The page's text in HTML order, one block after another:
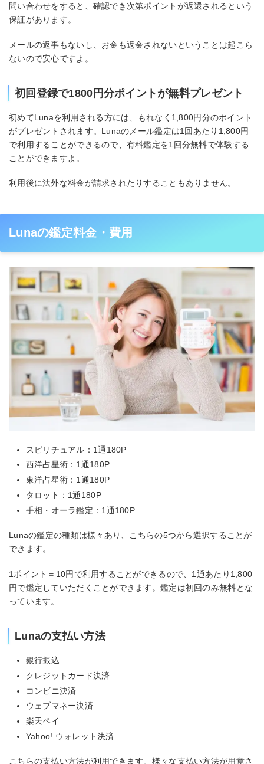
問い合わせをすると、確認でき次第ポイントが返還されるという
保証があります。
メールの返事もないし、お金も返金されないということは起こら
ないので安心ですよ。
初回登録で1800円分ポイントが無料プレゼント
初めてLunaを利用される方には、もれなく1,800円分のポイント
がプレゼントされます。Lunaのメール鑑定は1回あたり1,800円
で利用することができるので、有料鑑定を1回分無料で体験する
ことができますよ。
利用後に法外な料金が請求されたりすることもありません。
Lunaの鑑定料金・費用
スピリチュアル：1通180P
西洋占星術：1通180P
東洋占星術：1通180P
タロット：1通180P
手相・オーラ鑑定：1通180P
Lunaの鑑定の種類は様々あり、こちらの5つから選択することが
できます。
1ポイント＝10円で利用することができるので、1通あたり1,800
円で鑑定していただくことができます。鑑定は初回のみ無料とな
っています。
Lunaの支払い方法
銀行振込
クレジットカード決済
コンビニ決済
ウェブマネー決済
楽天ペイ
Yahoo! ウォレット決済
こちらの支払い方法が利用できます。様々な支払い方法が用意さ